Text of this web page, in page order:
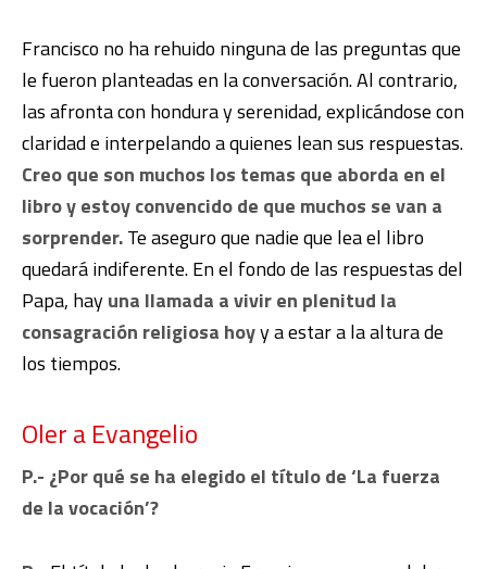
Francisco no ha rehuido ninguna de las preguntas que
le fueron planteadas en la conversación. Al contrario,
las afronta con hondura y serenidad, explicándose con
claridad e interpelando a quienes lean sus respuestas.
Creo que son muchos los temas que aborda en el
libro y estoy convencido de que muchos se van a
sorprender.Te aseguro que nadie que lea el libro
quedará indiferente. En el fondo de las respuestas del
Papa, hayuna llamada a vivir en plenitud la
consagración religiosa hoyy a estar a la altura de
los tiempos.
Oler a Evangelio
P.- ¿Por qué se ha elegido el título de ‘La fuerza
de la vocación’?